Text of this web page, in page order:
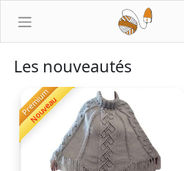
Les nouveautés
Premium
Nouveau